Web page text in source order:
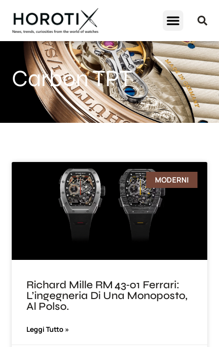
Carbon TPT
MODERNI
Richard Mille RM 43‑01 Ferrari:
L’ingegneria Di Una Monoposto,
Al Polso.
Leggi Tutto »